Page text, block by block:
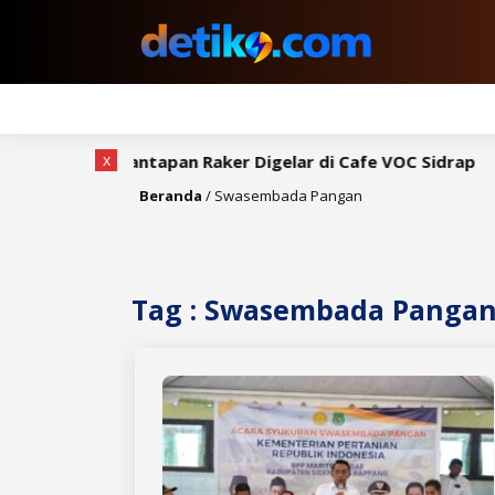
Pemantapan Raker Digelar di Cafe VOC Sidrap
Beranda / Swasembada Pangan
Tag : Swasembada
x